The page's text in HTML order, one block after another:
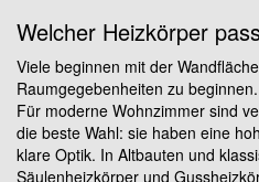
Welcher Heizkörper
Viele beginnen mit der
Raumgegebenheiten zu beginnen.
Für moderne Wohnzimmer sind
die beste Wahl: sie haben eine
klare Optik. In Altbauten und
Säulenheizkörper und